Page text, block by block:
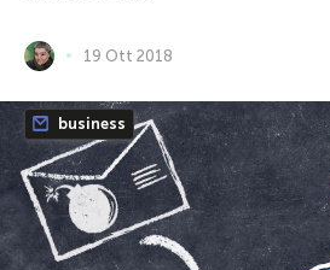
19 Ott 2018
business